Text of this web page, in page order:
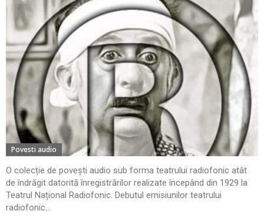
Povesti audio
O colecție de povești audio sub forma teatrului radiofonic atât
de îndrăgit datorită înregistrărilor realizate începând din 1929 la
Teatrul Național Radiofonic. Debutul emisiunilor teatrului
radiofonic...